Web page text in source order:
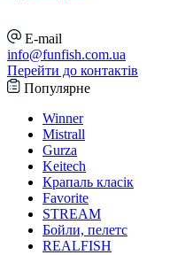
E-mail
info@funfish.com.ua
Перейти до контактів
Популярне
Winner
Mistrall
Gurza
Keitech
Крапаль класік
Favorite
STREAM
Бойли, пелетс
REALFISH